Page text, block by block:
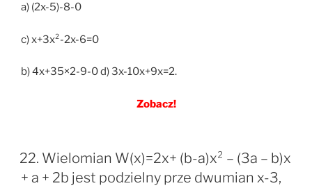
a) (2x-5)-8-0
c) x+3x²-2x-6=0
b) 4x+35×2-9-0 d) 3x-10x+9x=2.
Zobacz!
22. Wielomian W(x)=2x+ (b-a)x² – (3a – b)x
+ a + 2b jest podzielny prze dwumian x-3,